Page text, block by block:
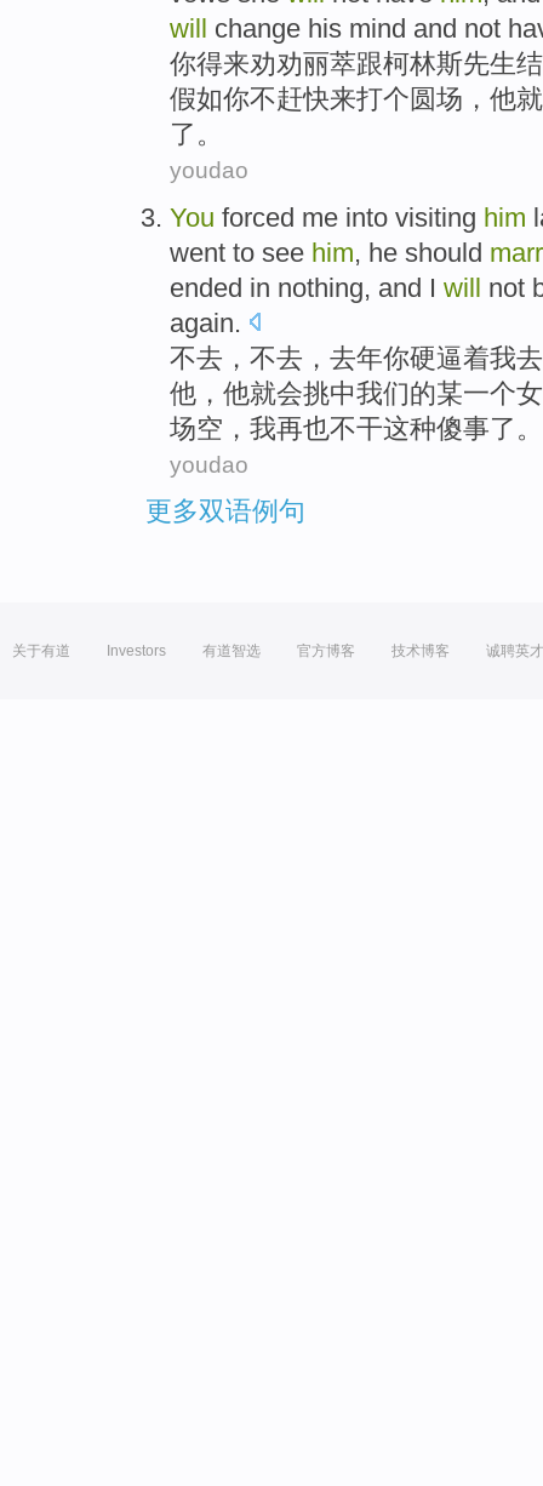
will change his mind and not
你得来劝劝丽萃跟柯林斯先生
假如你不赶快来打个圆场， 他
了。
youdao
You forced me into visiting him
went to see him, he should
ended in nothing, and I will not
again.
不去 ，不去 ， 去年你硬逼着我去
他 ，他就会挑中我们的某一个
场空，我再也不干这种傻事了。
youdao
更多双语例句
关于有道 Investors 有道智选 官方博客 技术博客 诚聘英才